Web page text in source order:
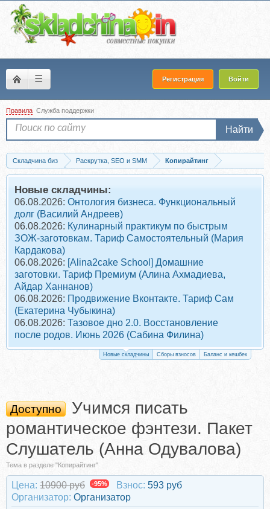
☰ Регистрация Войти
Правила Служба поддержки
Найти
Складчина биз Раскрутка, SEO и SMM
Копирайтинг
Скачать Учимся писать романтическое фэнтези. Пакет Слушатель (Анна
Новые складчины:
06.08.2026: Онтология бизнеса. Функциональный
долг (Василий Андреев)
06.08.2026: Кулинарный практикум по быстрым
ЗОЖ-заготовкам. Тариф Самостоятельный (Мария
Кардакова)
06.08.2026: [Alina2cake School] Домашние
заготовки. Тариф Премиум (Алина Ахмадиева,
Айдар Ханнанов)
06.08.2026: Продвижение Вконтакте. Тариф Сам
(Екатерина Чубыкина)
06.08.2026: Тазовое дно 2.0. Восстановление
после родов. Июнь 2026 (Сабина Филина)
Новые складчины Сборы взносов Баланс и кешбек
Доступно
Учимся писать
романтическое фэнтези. Пакет
Слушатель (Анна Одувалова)
Тема в разделе "Копирайтинг"
Цена: 10900 руб -95% Взнос: 593 руб
Организатор: Организатор